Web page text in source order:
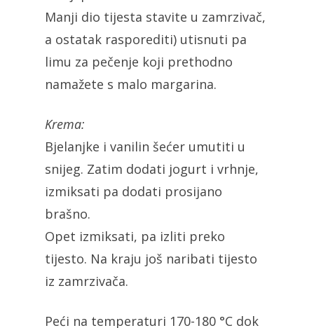
Manji dio tijesta stavite u zamrzivač,
a ostatak rasporediti) utisnuti pa
limu za pečenje koji prethodno
namažete s malo margarina.
Krema:
Bjelanjke i vanilin šećer umutiti u
snijeg. Zatim dodati jogurt i vrhnje,
izmiksati pa dodati prosijano
brašno.
Opet izmiksati, pa izliti preko
tijesto. Na kraju još naribati tijesto
iz zamrzivača.
Peći na temperaturi 170-180 °C dok